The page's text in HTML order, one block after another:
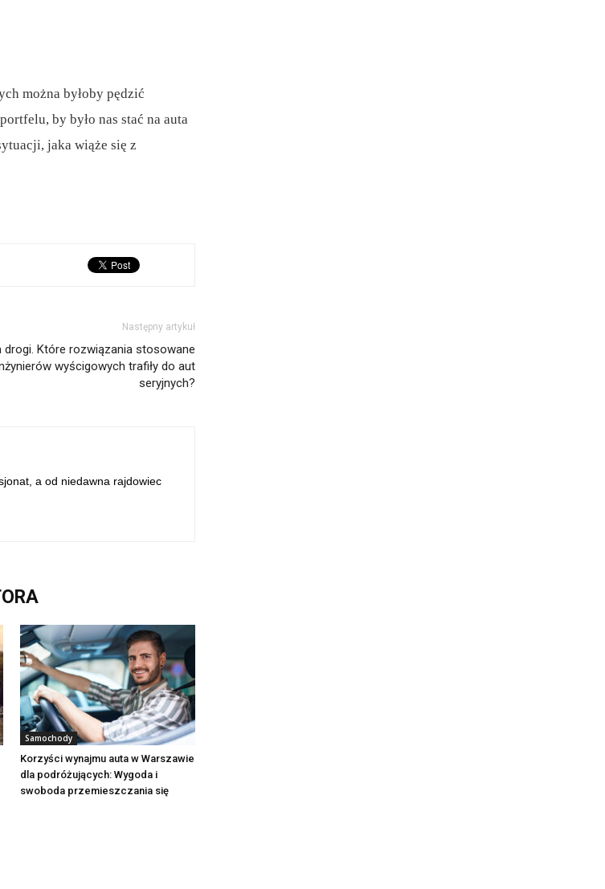
można byłoby pędzić
by było nas stać na auta
jaka wiąże się z
Następny artykuł
drogi. Które rozwiązania stosowane
wyścigowych trafiły do aut
seryjnych?
a od niedawna rajdowiec
Samochody
Korzyści wynajmu auta w Warszawie
dla podróżujących: Wygoda i
swoboda przemieszczania się